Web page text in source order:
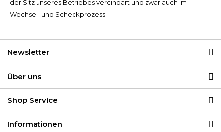
der Sitz unseres Betriebes vereinbart und zwar auch im
Wechsel- und Scheckprozess.
Newsletter
Über uns
Shop Service
Informationen